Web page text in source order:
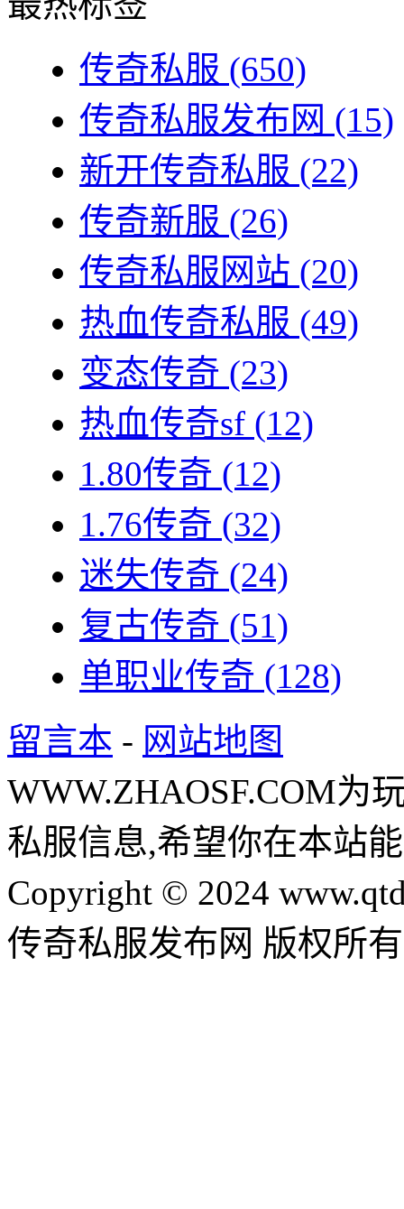
传奇私服 (650)
传奇私服发布网 (15)
新开传奇私服 (22)
传奇新服 (26)
传奇私服网站 (20)
热血传奇私服 (49)
变态传奇 (23)
热血传奇sf (12)
1.80传奇 (12)
1.76传奇 (32)
迷失传奇 (24)
复古传奇 (51)
单职业传奇 (128)
留言本 - 网站地图
WWW.ZHAOSF.COM为
私服信息,希望你在本站
Copyright © 2024
传奇私服发布网 版权所有